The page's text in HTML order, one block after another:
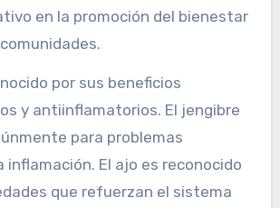
en la promoción del bienestar
por sus beneficios
y antiinflamatorios. El jengibre
para problemas
inflamación. El ajo es reconocido
que refuerzan el sistema